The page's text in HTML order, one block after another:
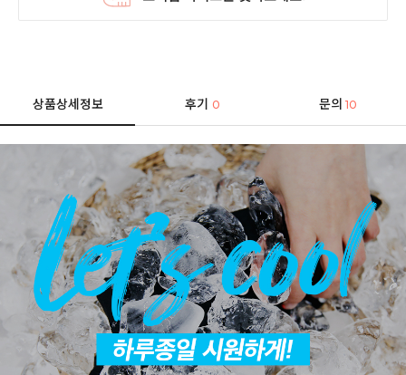
상품상세정보 후기0 문의 10